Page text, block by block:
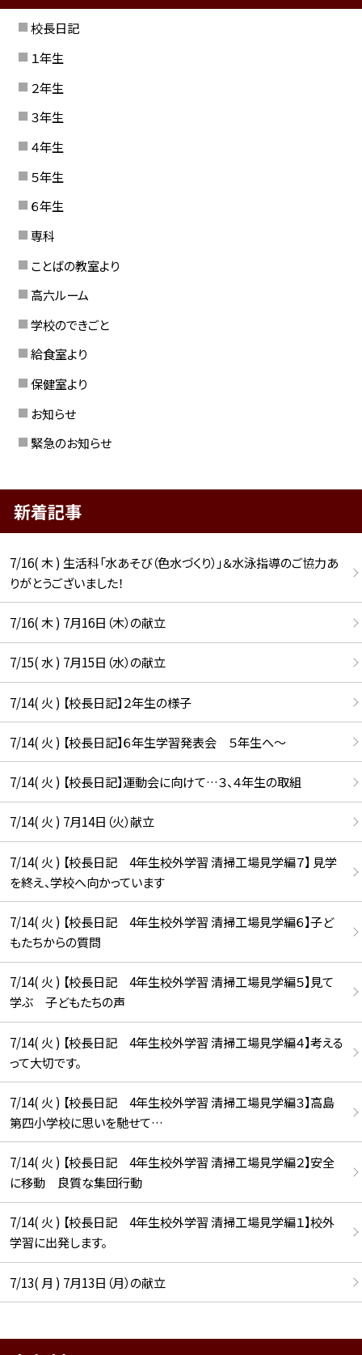
校長日記
１年生
２年生
３年生
４年生
５年生
６年生
専科
ことばの教室より
高六ルーム
学校のできごと
給食室より
保健室より
お知らせ
緊急のお知らせ
新着記事
7/16( 木 ) 生活科「水あそび（色水づくり）」＆水泳指導のご協力あ
りがとうございました！
7/16( 木 ) 7月16日（木）の献立
7/15( 水 ) 7月15日（水）の献立
7/14( 火 ) 【校長日記】２年生の様子
7/14( 火 ) 【校長日記】６年生学習発表会 ５年生へ〜
7/14( 火 ) 【校長日記】運動会に向けて…３、４年生の取組
7/14( 火 ) 7月14日（火）献立
7/14( 火 ) 【校長日記 4年生校外学習 清掃工場見学編７】 見学
を終え、学校へ向かっています
7/14( 火 ) 【校長日記 4年生校外学習 清掃工場見学編６】子ど
もたちからの質問
7/14( 火 ) 【校長日記 4年生校外学習 清掃工場見学編５】見て
学ぶ 子どもたちの声
7/14( 火 ) 【校長日記 4年生校外学習 清掃工場見学編４】考える
って大切です。
7/14( 火 ) 【校長日記 4年生校外学習 清掃工場見学編３】高島
第四小学校に思いを馳せて…
7/14( 火 ) 【校長日記 4年生校外学習 清掃工場見学編２】安全
に移動 良質な集団行動
7/14( 火 ) 【校長日記 4年生校外学習 清掃工場見学編１】校外
学習に出発します。
7/13( 月 ) 7月13日（月）の献立